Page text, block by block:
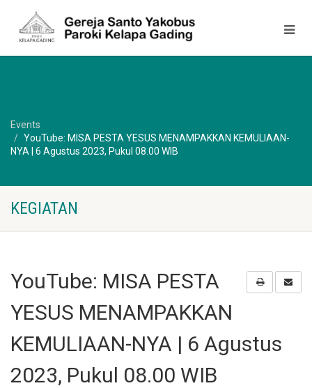
Events
YouTube: MISA PESTA YESUS MENAMPAKKAN KEMULIAAN-
NYA | 6 Agustus 2023, Pukul 08.00 WIB
KEGIATAN
YouTube: MISA PESTA
YESUS MENAMPAKKAN
KEMULIAAN-NYA | 6 Agustus
2023, Pukul 08.00 WIB